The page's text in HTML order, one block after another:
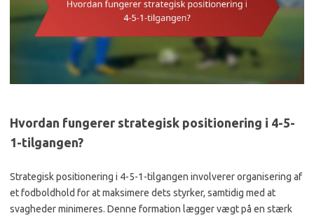
Hvordan fungerer strategisk positionering i 4-5-
1-tilgangen?
Strategisk positionering i 4-5-1-tilgangen involverer organisering af
et fodboldhold for at maksimere dets styrker, samtidig med at
svagheder minimeres. Denne formation lægger vægt på en stærk